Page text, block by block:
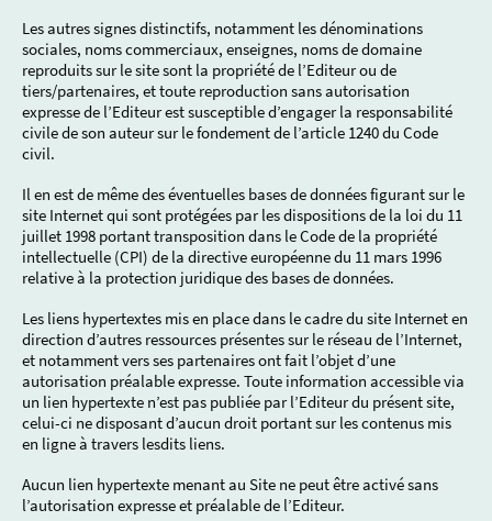
Les autres signes distinctifs, notamment les dénominations
sociales, noms commerciaux, enseignes, noms de domaine
reproduits sur le site sont la propriété de l’Editeur ou de
tiers/partenaires, et toute reproduction sans autorisation
expresse de l’Editeur est susceptible d’engager la responsabilité
civile de son auteur sur le fondement de l’article 1240 du Code
civil.
Il en est de même des éventuelles bases de données figurant sur le
site Internet qui sont protégées par les dispositions de la loi du 11
juillet 1998 portant transposition dans le Code de la propriété
intellectuelle (CPI) de la directive européenne du 11 mars 1996
relative à la protection juridique des bases de données.
Les liens hypertextes mis en place dans le cadre du site Internet en
direction d’autres ressources présentes sur le réseau de l’Internet,
et notamment vers ses partenaires ont fait l’objet d’une
autorisation préalable expresse. Toute information accessible via
un lien hypertexte n’est pas publiée par l’Editeur du présent site,
celui-ci ne disposant d’aucun droit portant sur les contenus mis
en ligne à travers lesdits liens.
Aucun lien hypertexte menant au Site ne peut être activé sans
l’autorisation expresse et préalable de l’Editeur.